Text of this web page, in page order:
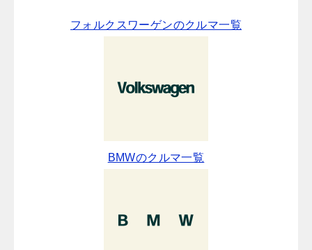
フォルクスワーゲンのクルマ一覧
BMWのクルマ一覧